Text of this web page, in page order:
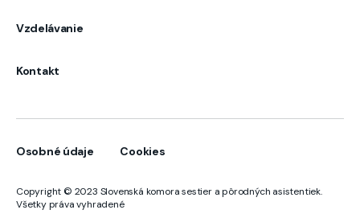
Vzdelávanie
Kontakt
Osobné údaje Cookies
Copyright © 2023 Slovenská komora sestier a pôrodných asistentiek.
Všetky práva vyhradené